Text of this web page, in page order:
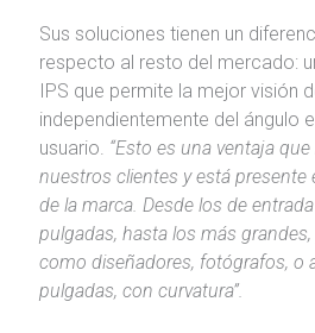
Sus soluciones tienen un
respecto al resto del mercado:
IPS que permite la mejor visión
independientemente del ángulo
usuario. “Esto es una ventaja
nuestros clientes y está
de la marca. Desde los de
pulgadas, hasta los más
como diseñadores, fotógrafos, o
pulgadas, con curvatura”.